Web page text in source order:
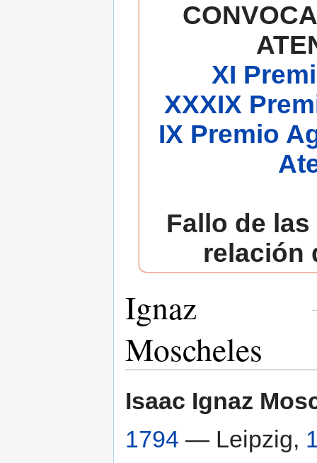
XI
XXXIX
IX Premio
Fallo de
relación
Ignaz
Moscheles
Isaac Ignaz
1794 — Leipzig,